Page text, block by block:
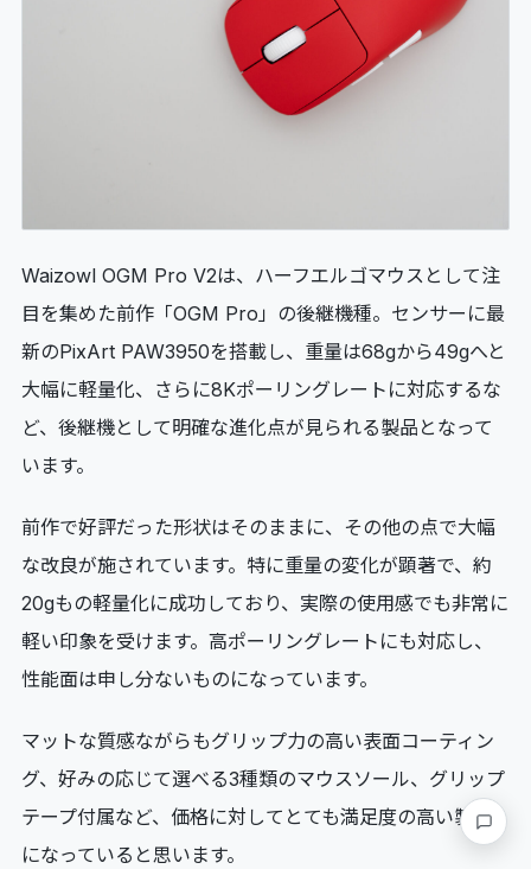
要望・
Waizowl OGM Pro V2は、ハーフエルゴマウスとして注
目を集めた前作「OGM Pro」の後継機種。センサーに最
新のPixArt PAW3950を搭載し、重量は68gから49gへと
大幅に軽量化、さらに8Kポーリングレートに対応するな
ど、後継機として明確な進化点が見られる製品となって
います。
前作で好評だった形状はそのままに、その他の点で大幅
な改良が施されています。特に重量の変化が顕著で、約
20gもの軽量化に成功しており、実際の使用感でも非常に
軽い印象を受けます。高ポーリングレートにも対応し、
性能面は申し分ないものになっています。
マットな質感ながらもグリップ力の高い表面コーティン
グ、好みの応じて選べる3種類のマウスソール、グリップ
テープ付属など、価格に対してとても満足度の高い製品
になっていると思います。